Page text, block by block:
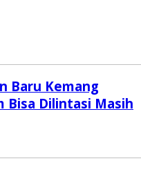
Baru Kemang
Bisa Dilintasi Masih